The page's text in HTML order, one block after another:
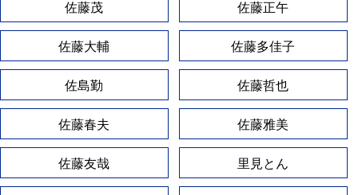
佐藤茂 佐藤正午
佐藤大輔 佐藤多佳子
佐島勤 佐藤哲也
佐藤春夫 佐藤雅美
佐藤友哉 里見とん